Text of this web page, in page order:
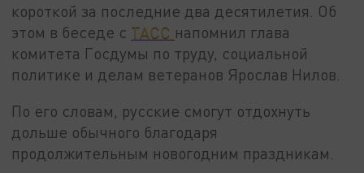
короткой за последние два десятилетия. Об
этом в беседе с ТАСС напомнил глава
комитета Госдумы по труду, социальной
политике и делам ветеранов Ярослав Нилов.
По его словам, русские смогут отдохнуть
дольше обычного благодаря
продолжительным новогодним праздникам.